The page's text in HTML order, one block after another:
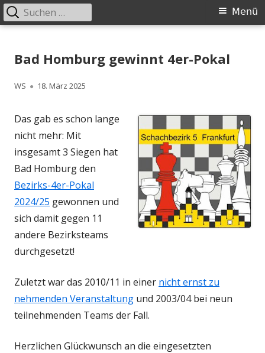
zum
Primäres
Menü
Suchen
nach:
Bad Homburg gewinnt 4er-Pokal
Autor
WS
Veröffentlicht
18. März 2025
Das gab es schon lange
nicht mehr: Mit
insgesamt 3 Siegen hat
Bad Homburg den
Bezirks-4er-Pokal
2024/25 gewonnen und
sich damit gegen 11
andere Bezirksteams
durchgesetzt!
Zuletzt war das 2010/11 in einer nicht ernst zu
nehmenden Veranstaltung und 2003/04 bei neun
teilnehmenden Teams der Fall.
Herzlichen Glückwunsch an die eingesetzten